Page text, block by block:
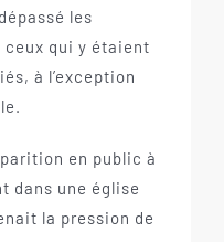
les
ceux qui y étaient
à l’exception
en public à
dans une église
la pression de